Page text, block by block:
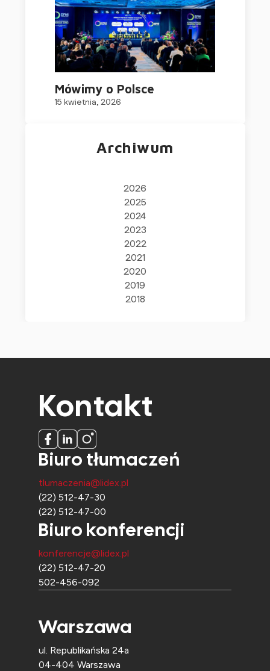
Mówimy o Polsce
15 kwietnia, 2026
Archiwum
2026
2025
2024
2023
2022
2021
2020
2019
2018
Kontakt
Biuro tłumaczeń
tlumaczenia@lidex.pl
(22) 512-47-30
(22) 512-47-00
Biuro konferencji
konferencje@lidex.pl
(22) 512-47-20
502-456-092
Warszawa
ul. Republikańska 24a
04-404 Warszawa